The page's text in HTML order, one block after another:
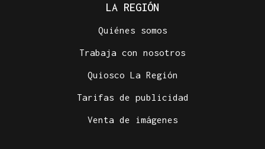
LA REGIÓN
Quiénes somos
Trabaja con nosotros
Quiosco La Región
Tarifas de publicidad
Venta de imágenes